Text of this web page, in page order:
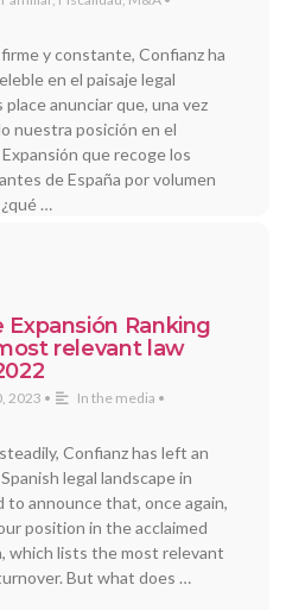
y constante, Confianz ha
en el paisaje legal
anunciar que, una vez
nuestra posición en el
que recoge los
de España por volumen
…
Expansión Ranking
relevant law
2023 • In the media •
Confianz has left an
legal landscape in
to announce that, once again,
position in the acclaimed
which lists the most relevant
But what does …